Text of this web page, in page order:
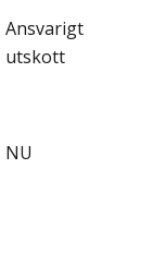
Ansvarigt
utskott
NU